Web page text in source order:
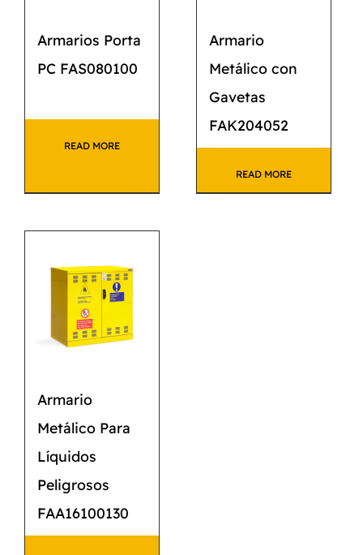
Armarios Porta
PC FAS080100
READ MORE
Armario
Metálico con
Gavetas
FAK204052
READ MORE
Armario
Metálico Para
Líquidos
Peligrosos
FAA16100130